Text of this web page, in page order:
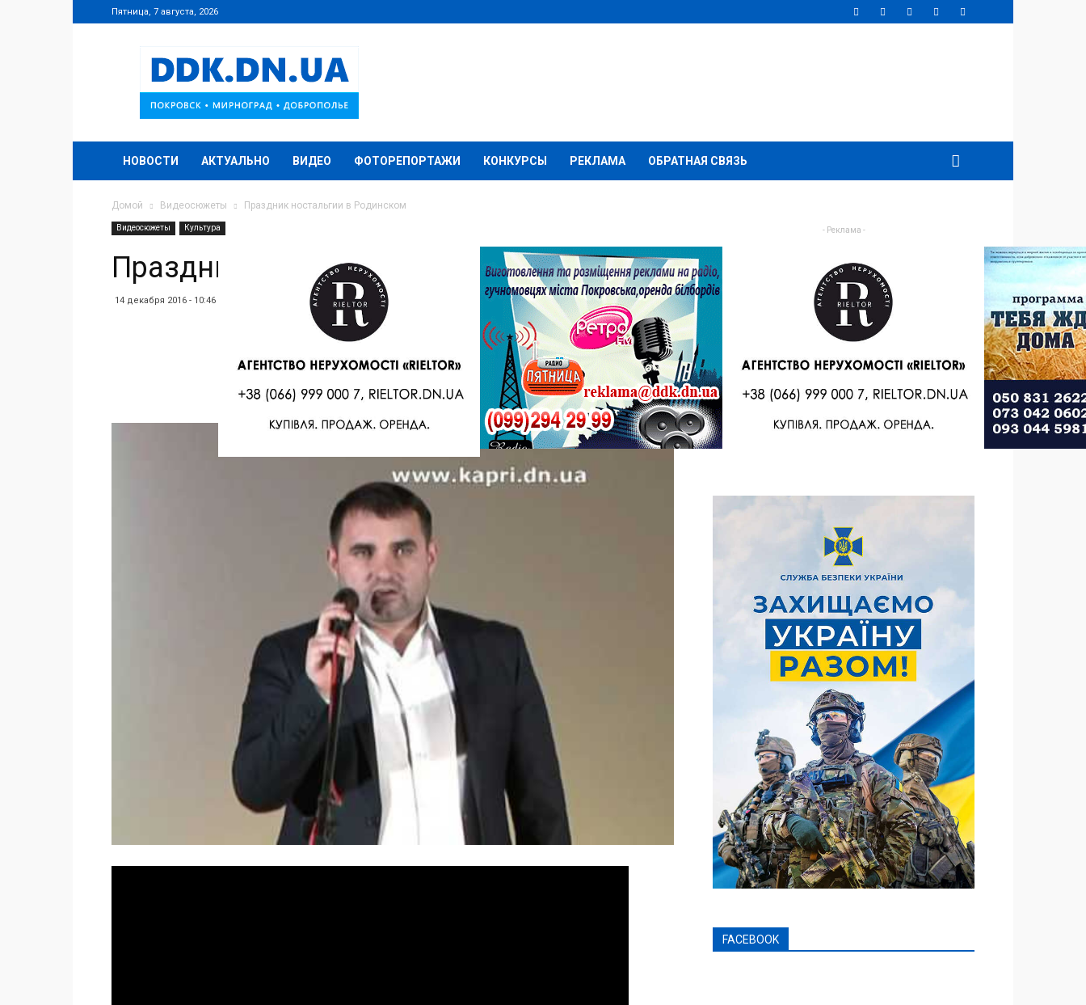
Пятница, 7 августа, 2026
DDK.DN.UA
НОВОСТИ АКТУАЛЬНО ВИДЕО ФОТОРЕПОРТАЖИ КОНКУРСЫ РЕКЛАМА ОБРАТНАЯ СВЯЗЬ
Домой Видеосюжеты Праздник ностальгии в Родинском
Видеосюжеты Культура
Праздник ностальгии в Родинском
14 декабря 2016 - 10:46
Facebook Twitter Telegram
- Реклама -
FACEBOOK